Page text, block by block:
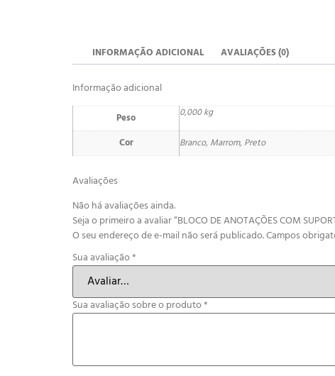
INFORMAÇÃO ADICIONAL AVALIAÇÕES (0)
Informação adicional
Peso 0,000 kg
Cor Branco, Marrom, Preto
Avaliações
Não há avaliações ainda.
Seja o primeiro a avaliar “BLOCO DE ANOTAÇÕES COM
O seu endereço de e-mail não será publicado.Campos
Sua avaliação*
Sua avaliação sobre o produto*